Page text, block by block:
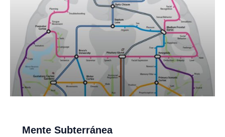
Mente Subterránea